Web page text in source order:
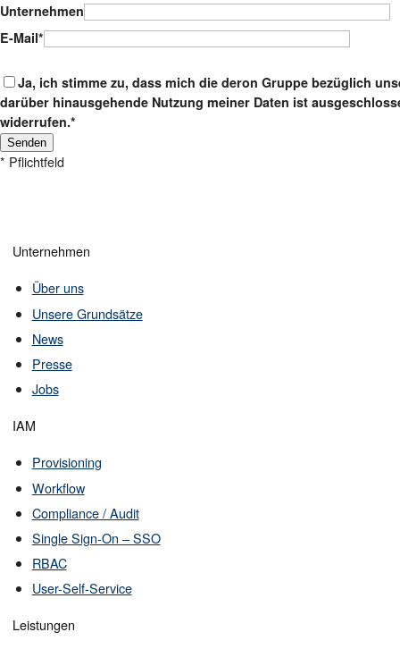
Unternehmen
E-Mail*
Ja, ich stimme zu, dass mich die deron Gruppe bezüglich
darüber hinausgehende Nutzung meiner Daten ist
widerrufen.*
Please leave this field empty.
* Pflichtfeld
Unternehmen
Über uns
Unsere Grundsätze
News
Presse
Jobs
IAM
Provisioning
Workflow
Compliance / Audit
Single Sign-On – SSO
RBAC
User-Self-Service
Leistungen